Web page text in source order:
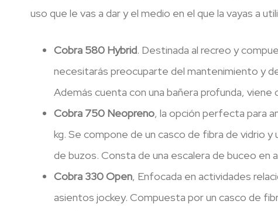
uso que le vas a dar y el medio en el que la vayas a
Cobra 580 Hybrid. Destinada al recreo y
necesitarás preocuparte del mantenimiento y
Además cuenta con una bañera profunda,
Cobra 750 Neopreno, la opción perfecta para
kg. Se compone de un casco de fibra de vidrio
de buzos. Consta de una escalera de buceo en
Cobra 330 Open, Enfocada en actividades
asientos jockey. Compuesta por un casco de